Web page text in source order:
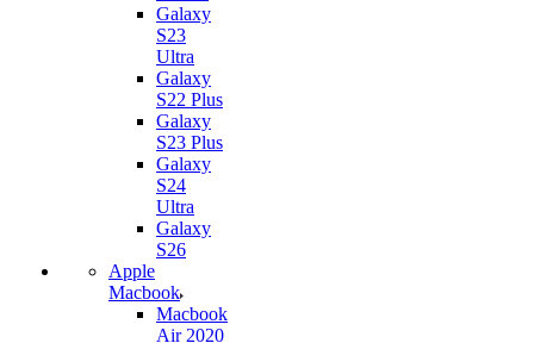
Galaxy
S23
Ultra
Galaxy
S22 Plus
Galaxy
S23 Plus
Galaxy
S24
Ultra
Galaxy
S26
Apple
Macbook
Macbook
Air 2020